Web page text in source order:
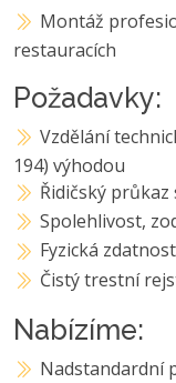
Montáž
restauracích
Požadavky:
Vzdělání
194) výhodou
Řidičský průkaz
Spolehlivost,
Fyzická
Čistý trestní
Nabízíme:
Nadstandardní